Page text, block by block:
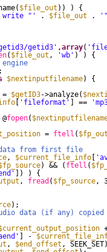
$file_out )) ) {
write "' . $file_out .
getid3' ,array(
( $file_out , 'wb' ) ) {
$nextinputfilename) {
= $getID3->analyze(
'fileformat' ] ==
fopen(
= ftell (
from first file
, $current_file_info
) && ( ftell (
]) ) {
, fread ( $fp_source,
);
data (if any)
] -
, $end_offset ,